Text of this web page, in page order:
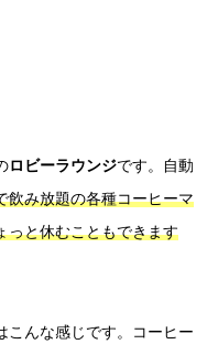
ロビーラウンジです。自動
飲み放題の各種コーヒーマ
っと休むこともできます
こんな感じです。コーヒー